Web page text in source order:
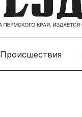
Происшествия